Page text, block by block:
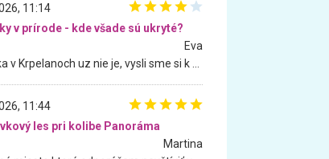
11:14
v prírode - kde všade sú ukryté?
Eva
11:44
les pri kolibe Panoráma
Martina